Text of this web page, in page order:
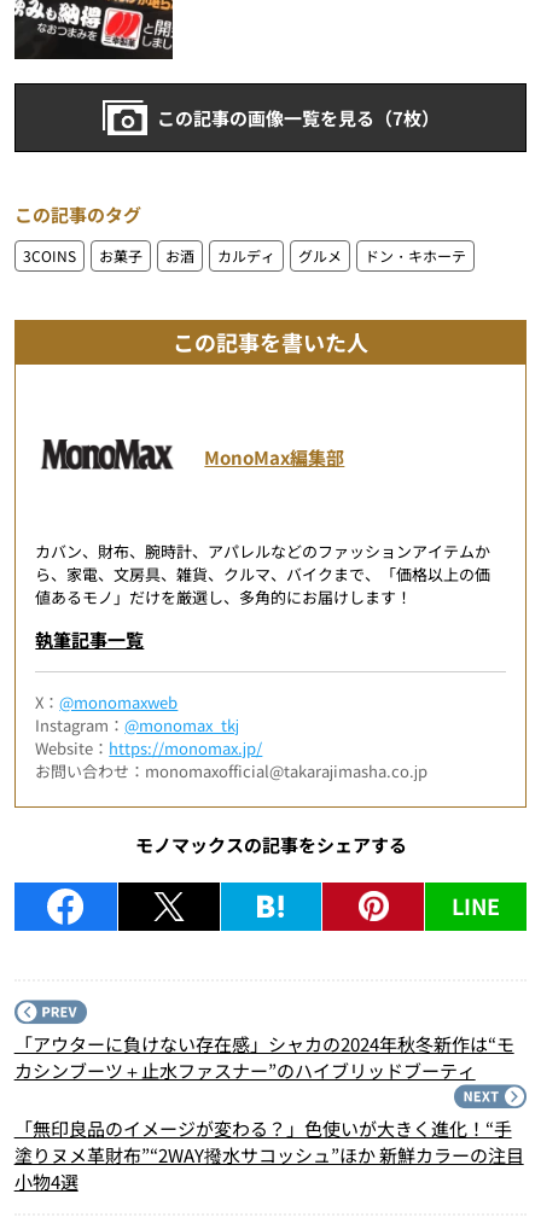
この記事の画像一覧を見る（7枚）
この記事のタグ
3COINS お菓子 お酒 カルディ グルメ ドン・キホーテ
この記事を書いた人
MonoMax編集部
カバン、財布、腕時計、アパレルなどのファッションアイテムか
ら、家電、文房具、雑貨、クルマ、バイクまで、「価格以上の価
値あるモノ」だけを厳選し、多角的にお届けします！
執筆記事一覧
X：@monomaxweb
Instagram：@monomax_tkj
Website： https://monomax.jp/
お問い合わせ：monomaxofficial@takarajimasha.co.jp
モノマックスの記事をシェアする
LINE
「アウターに負けない存在感」シャカの2024年秋冬新作は“モ
カシンブーツ＋止水ファスナー”のハイブリッドブーティ
「無印良品のイメージが変わる？」色使いが大きく進化！“手
塗りヌメ革財布”“2WAY撥水サコッシュ”ほか 新鮮カラーの注目
小物4選